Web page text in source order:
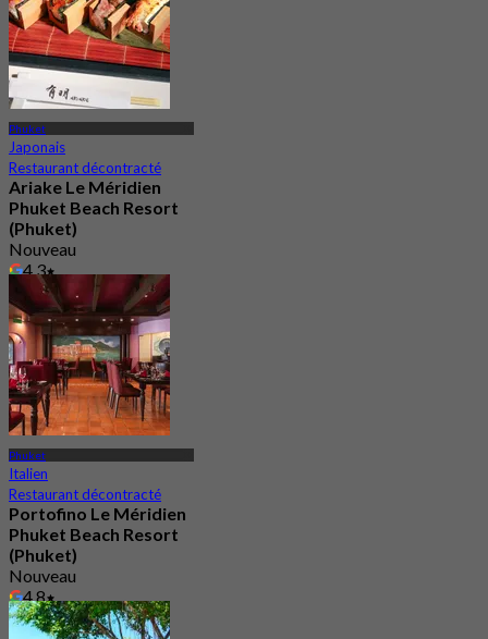
Phuket
Japonais
Restaurant décontracté
Ariake Le Méridien
Phuket Beach Resort
(Phuket)
Nouveau
4.3
De ฿ 890
Phuket
Italien
Restaurant décontracté
Portofino Le Méridien
Phuket Beach Resort
(Phuket)
Nouveau
4.8
De฿ 890